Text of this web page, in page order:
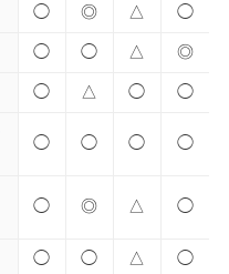
◯ ◎ △ ◯
◯ ◯ △ ◎
◯ △ ◯ ◯
◯ ◯ ◯ ◯
◯ ◎ △ ◯
◯ ◯ △ ◯